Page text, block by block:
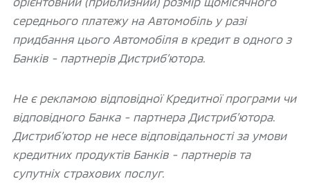
середнього платежу на Автомобіль у разі
придбання цього Автомобіля в кредит в одного з
Банків - партнерів Дистриб’ютора.
Не є рекламою відповідної Кредитної програми чи
відповідного Банка - партнера Дистриб’ютора.
Дистриб’ютор не несе відповідальності за умови
кредитних продуктів Банків - партнерів та
супутніх страхових послуг.